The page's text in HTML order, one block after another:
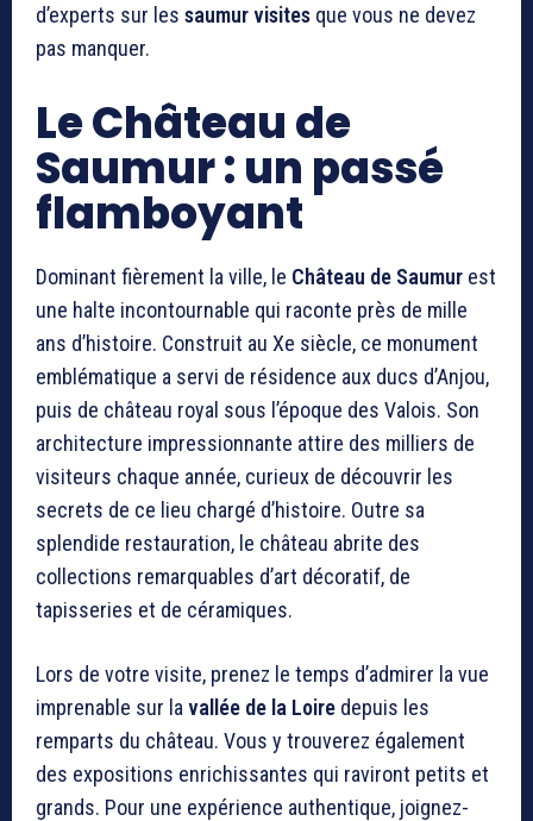
d’experts sur les saumur visites que vous ne devez
pas manquer.
Le Château de
Saumur : un passé
flamboyant
Dominant fièrement la ville, le Château de Saumur est
une halte incontournable qui raconte près de mille
ans d’histoire. Construit au Xe siècle, ce monument
emblématique a servi de résidence aux ducs d’Anjou,
puis de château royal sous l’époque des Valois. Son
architecture impressionnante attire des milliers de
visiteurs chaque année, curieux de découvrir les
secrets de ce lieu chargé d’histoire. Outre sa
splendide restauration, le château abrite des
collections remarquables d’art décoratif, de
tapisseries et de céramiques.
Lors de votre visite, prenez le temps d’admirer la vue
imprenable sur la vallée de la Loire depuis les
remparts du château. Vous y trouverez également
des expositions enrichissantes qui raviront petits et
grands. Pour une expérience authentique, joignez-